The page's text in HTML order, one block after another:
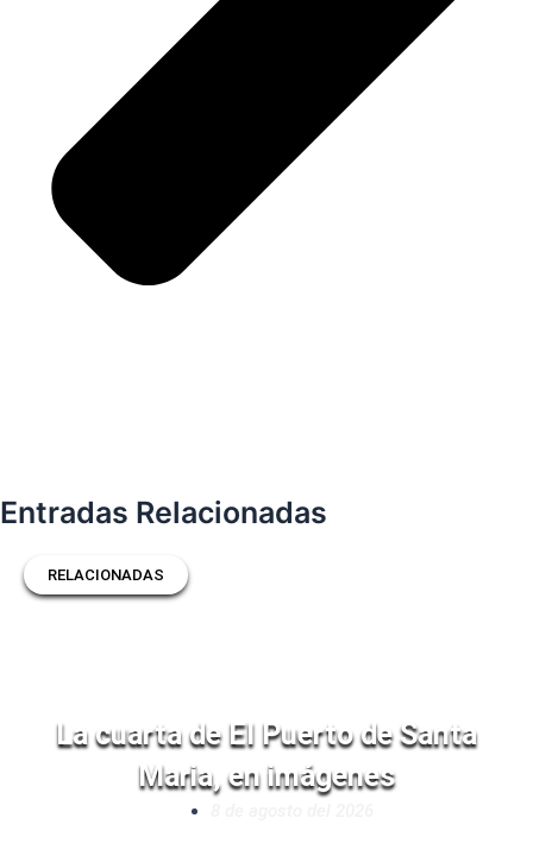
Entradas Relacionadas
RELACIONADAS
La cuarta de El Puerto de Santa
Maria, en imágenes